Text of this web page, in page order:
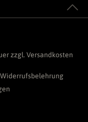
zzgl. Versandkosten
Widerrufsbelehrung